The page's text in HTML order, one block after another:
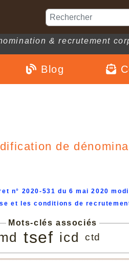
& recrutement
Blog
de
n° 2020-531 du 6 mai 2020
et les conditions de
Mots-clés associés
tsef icd ctd